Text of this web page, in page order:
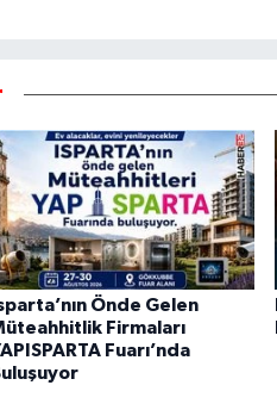
Önde Gelen
Firmaları
Fuarı’nda